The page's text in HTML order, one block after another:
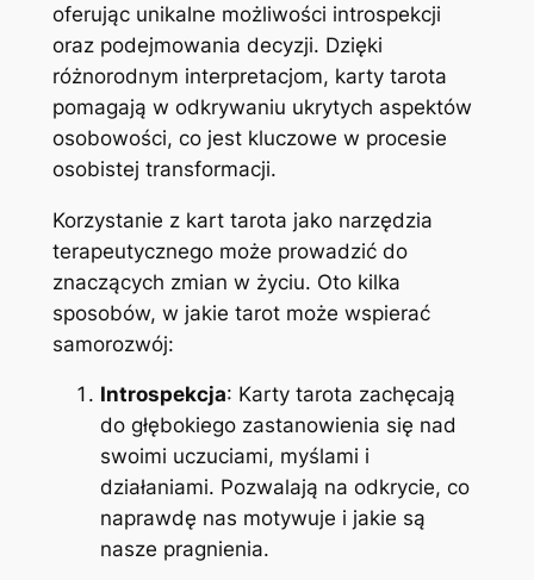
oferując unikalne możliwości introspekcji
oraz podejmowania decyzji. Dzięki
różnorodnym interpretacjom, karty tarota
pomagają w odkrywaniu ukrytych aspektów
osobowości, co jest kluczowe w procesie
osobistej transformacji.
Korzystanie z kart tarota jako narzędzia
terapeutycznego może prowadzić do
znaczących zmian w życiu. Oto kilka
sposobów, w jakie tarot może wspierać
samorozwój:
Introspekcja: Karty tarota zachęcają
do głębokiego zastanowienia się nad
swoimi uczuciami, myślami i
działaniami. Pozwalają na odkrycie, co
naprawdę nas motywuje i jakie są
nasze pragnienia.